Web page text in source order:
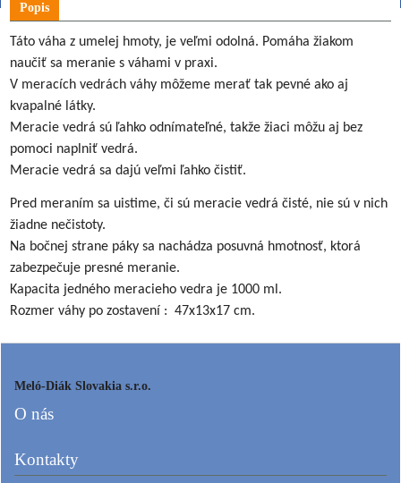
Popis
Táto váha z umelej hmoty, je veľmi odolná. Pomáha žiakom
naučiť sa meranie s váhami v praxi.
V meracích vedrách váhy môžeme merať tak pevné ako aj
kvapalné látky.
Meracie vedrá sú ľahko odnímateľné, takže žiaci môžu aj bez
pomoci naplniť vedrá.
Meracie vedrá sa dajú veľmi ľahko čistiť.
Pred meraním sa uistime, či sú meracie vedrá čisté, nie sú v nich
žiadne nečistoty.
Na bočnej strane páky sa nachádza posuvná hmotnosť, ktorá
zabezpečuje presné meranie.
Kapacita jedného meracieho vedra je 1000 ml.
Rozmer váhy po zostavení : 47x13x17 cm.
Meló-Diák Slovakia s.r.o.
O nás
Kontakty